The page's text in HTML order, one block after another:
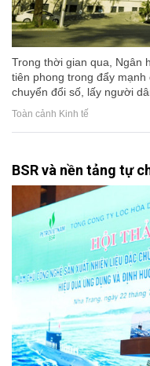
Trong thời gian qua, Ngân
tiên phong trong đẩy
chuyển đổi số, lấy người
Toàn cảnh Kinh tế
BSR và nền tảng tự